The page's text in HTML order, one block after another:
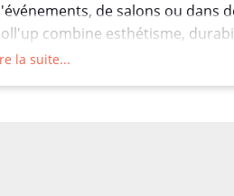
de salons ou dans
combine esthétisme,
communication visuelle réussie.
des dimensions de 85 x 200
la suite...